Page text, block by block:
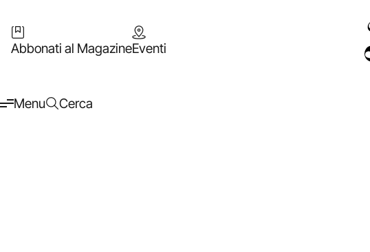
Abbonati al MagazineEventi
Menu Cerca